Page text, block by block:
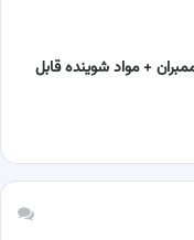
+ مواد شوینده قابل